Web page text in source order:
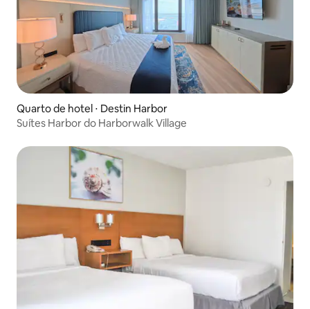
Quarto de hotel ⋅ Destin Harbor
Suítes Harbor do Harborwalk Village